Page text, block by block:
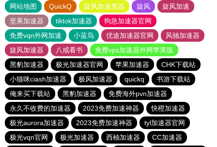
网站地图 QuickQ 旋风加速度器 旋风
旋风加速
坚果加速器
tiktok加速器
狗急加速器官网
免费vqn外网加速
小蓝鸟 优途加速器官网
风驰加速器
旋风加速器
八戒看书
免费vps加速器外网苹果版
黑豹加速器
极光加速器官网 苹果加速器
CHK下载站
小猫咪ciash加速器
极风加速器 quickq
书游下载站
俺来买下载站
黑豹加速器
免费海外pvn加速器
永久不收费的加速器
2023免费加速神器
快橙加速器
极光aurora加速器
2023免费加速神器
tyl加速器官网
极光vqn官网
极光加速器 西柚加速器 CC加速器